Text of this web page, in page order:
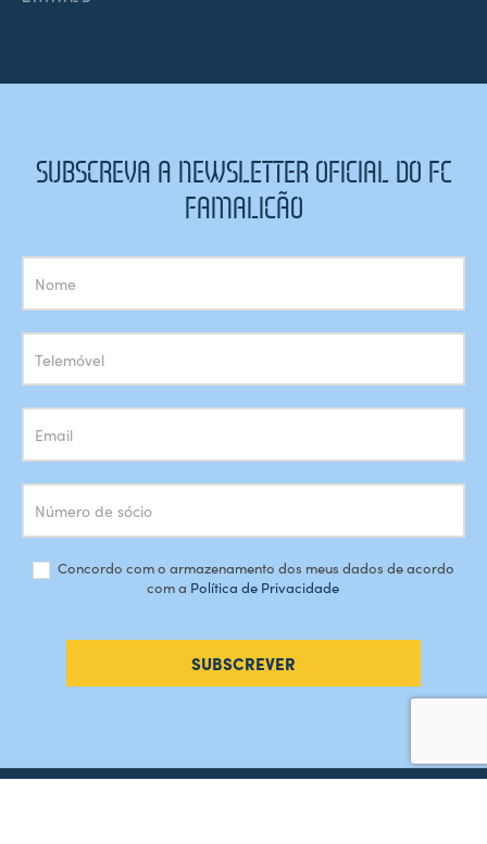
SUBSCREVA A NEWSLETTER OFICIAL DO FC
FAMALICÃO
Subscrição
Newsletter
Concordo com o armazenamento dos meus dados de acordo
com a Política de Privacidade
SUBSCREVER